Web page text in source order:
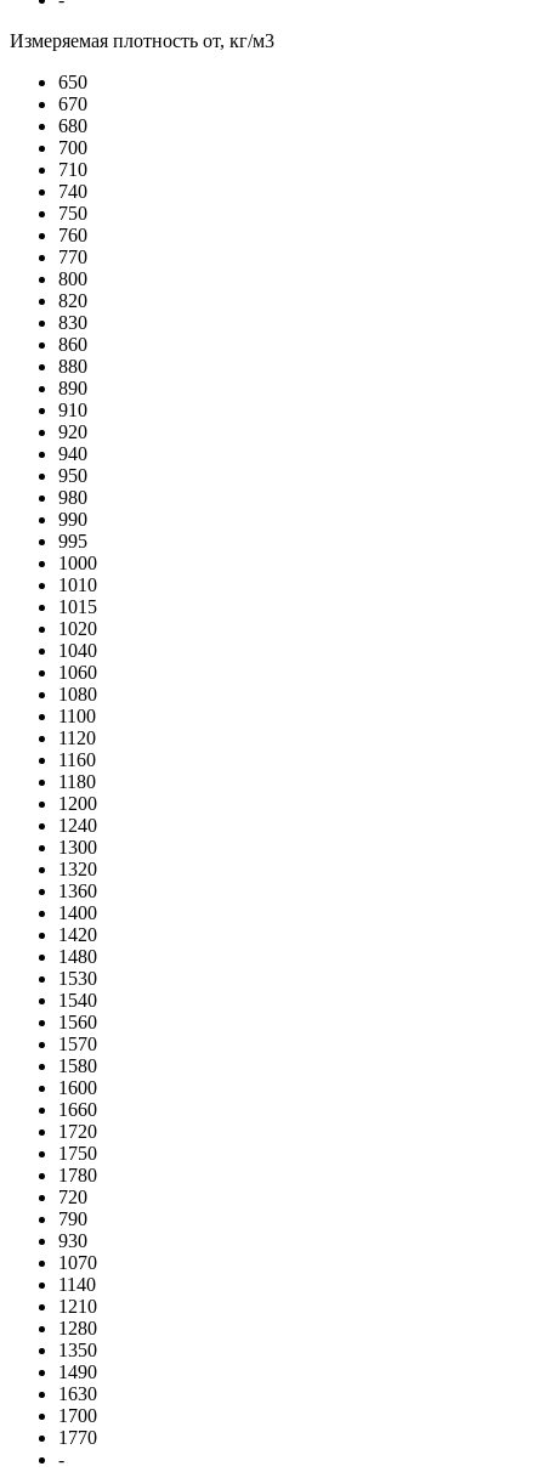
Измеряемая плотность от, кг/м3
650
670
680
700
710
740
750
760
770
800
820
830
860
880
890
910
920
940
950
980
990
995
1000
1010
1015
1020
1040
1060
1080
1100
1120
1160
1180
1200
1240
1300
1320
1360
1400
1420
1480
1530
1540
1560
1570
1580
1600
1660
1720
1750
1780
720
790
930
1070
1140
1210
1280
1350
1490
1630
1700
1770
-